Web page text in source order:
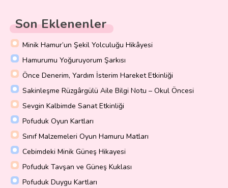
Son Eklenenler
Minik Hamur’un Şekil Yolculuğu Hikâyesi
Hamurumu Yoğuruyorum Şarkısı
Önce Denerim, Yardım İsterim Hareket Etkinliği
Sakinleşme Rüzgârgülü Aile Bilgi Notu – Okul Öncesi
Sevgin Kalbimde Sanat Etkinliği
Pofuduk Oyun Kartları
Sınıf Malzemeleri Oyun Hamuru Matları
Cebimdeki Minik Güneş Hikayesi
Pofuduk Tavşan ve Güneş Kuklası
Pofuduk Duygu Kartları